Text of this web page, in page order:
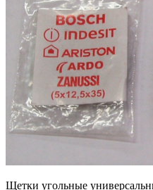
Щетки угольные